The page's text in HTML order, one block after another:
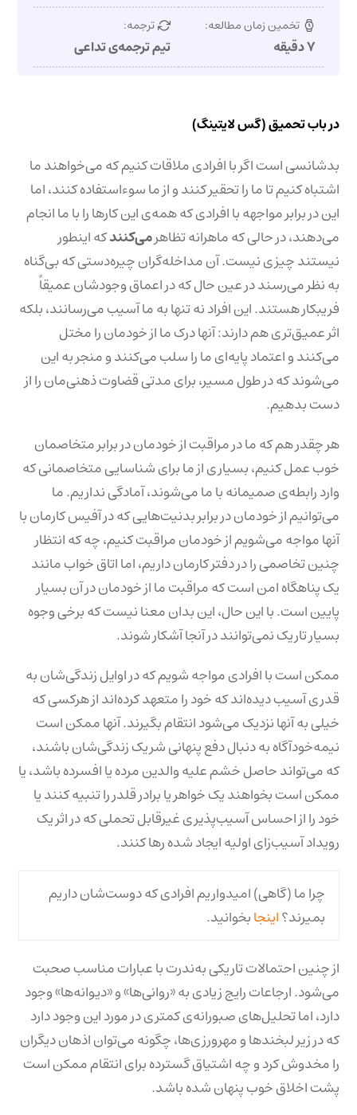
تخمین زمان مطالعه:
۷ دقیقه
ترجمه:
تیم ترجمه‌ی تداعی
در باب تحمیق (گس لایتینگ)
بدشانسی است اگر با افرادی ملاقات کنیم که می‌خواهند ما
اشتباه کنیم تا ما را تحقیر کنند و از ما سوءاستفاده کنند، اما
این در برابر مواجهه با افرادی که همه‌ی این کارها را با ما انجام
می‌دهند، در حالی که ماهرانه تظاهرمی‌کنندکه اینطور
نیستند چیزی نیست. آن مداخله‌گران چیره‌دستی که بی‌گناه
به نظر می‌رسند در عین حال که در اعماق وجودشان عمیقاً
فریبکار هستند. این افراد نه تنها به ما آسیب می‌رسانند، بلکه
اثر عمیق‌تری هم دارند: آنها درک ما از خودمان را مختل
می‌کنند و اعتماد پایه‌ای ما را سلب می‌کنند و منجر به این
می‌شوند که در طول مسیر، برای مدتی قضاوت ذهنی‌مان را از
دست بدهیم.
هر چقدر هم که ما در مراقبت از خودمان در برابر متخاصمان‌
خوب عمل کنیم، بسیاری از ما برای شناسایی متخاصمانی که
وارد رابطه‌ی صمیمانه با ما می‌شوند، آمادگی نداریم. ما
می‌توانیم از خودمان در برابر بدنیت‌هایی که در آفیس کارمان با
آنها مواجه می‌شویم از خودمان مراقبت کنیم، چه که انتظار
چنین تخاصمی را در دفتر کارمان داریم، اما اتاق خواب مانند
یک پناهگاه امن است که مراقبت ما از خودمان در آن بسیار
پایین است. با این حال، این بدان معنا نیست که برخی وجوه
بسیار تاریک نمی‌توانند در آنجا آشکار شوند.
ممکن است با افرادی مواجه شویم که در اوایل زندگی‌شان به
قدری آسیب دیده‌اند که خود را متعهد کرده‌اند از هرکسی که
خیلی به آنها نزدیک می‌شود انتقام بگیرند. آنها ممکن است
نیمه‌خودآگاه به دنبال دفع پنهانی شریک زندگی‌شان باشند،
که می‌تواند حاصل خشم علیه والدین مرده یا افسرده باشد، یا
ممکن است بخواهند یک خواهر یا برادر قلدر را تنبیه کنند یا
خود را از احساس آسیب‌پذیری غیرقابل تحملی که در اثر یک
رویداد آسیب‌زای اولیه ایجاد شده رها کنند.
چرا ما (گاهی) امیدواریم افرادی که دوست‌شان داریم
بمیرند؟اینجابخوانید.
از چنین احتمالات تاریکی به‌ندرت با عبارات مناسب صحبت
می‌شود. ارجاعات رایج زیادی به «روانی‌ها» و «دیوانه‌ها» وجود
دارد، اما تحلیل‌های صبورانه‌ی کمتری در مورد این وجود دارد
که در زیر لبخندها و مهرورزی‌ها، چگونه می‌توان اذهان دیگران
را مخدوش کرد و چه اشتیاق گسترده برای انتقام ممکن است
پشت اخلاق خوب پنهان شده باشد.